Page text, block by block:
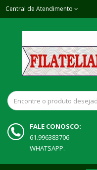
Central de Atendimento
FALE CONOSCO:
61.996383706
WHATSAPP.